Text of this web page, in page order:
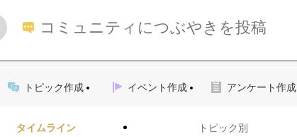
コミュニティにつぶやきを投稿
トピック作成 イベント作成 アンケート作成
タイムライン トピック別